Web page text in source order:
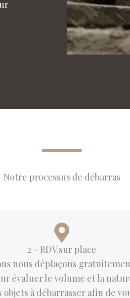
Notre processus de débarras
2 – RDV sur place
nous déplaçons
évaluer le volume et la
objets à débarrasser afin de